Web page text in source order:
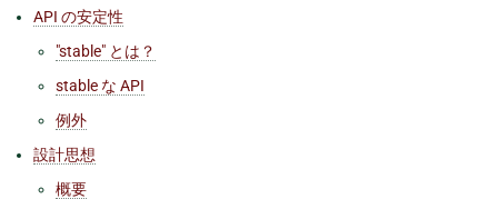
API の安定性
"stable" とは？
stable な API
例外
設計思想
概要